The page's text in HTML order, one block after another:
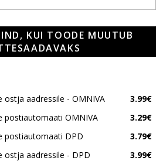
KUI TOODE MUUTUB
ostja aadressile - OMNIVA
3.99€
postiautomaati OMNIVA
3.29€
postiautomaati DPD
3.79€
ostja aadressile - DPD
3.99€